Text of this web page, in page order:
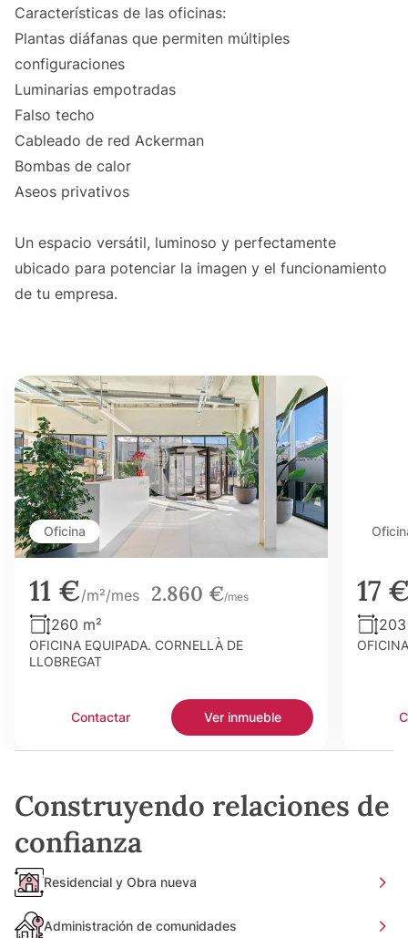
Características de las oficinas:
Plantas diáfanas que permiten múltiples
configuraciones
Luminarias empotradas
Falso techo
Cableado de red Ackerman
Bombas de calor
Aseos privativos
Un espacio versátil, luminoso y perfectamente
ubicado para potenciar la imagen y el funcionamiento
de tu empresa.
Oficina
11 €/m²/mes 2.860 €/mes
260 m²
OFICINA EQUIPADA. CORNELLÀ DE
LLOBREGAT
Contactar Ver inmueble
17
Construyendo relaciones de
confianza
Residencial y Obra nueva
Administración de comunidades